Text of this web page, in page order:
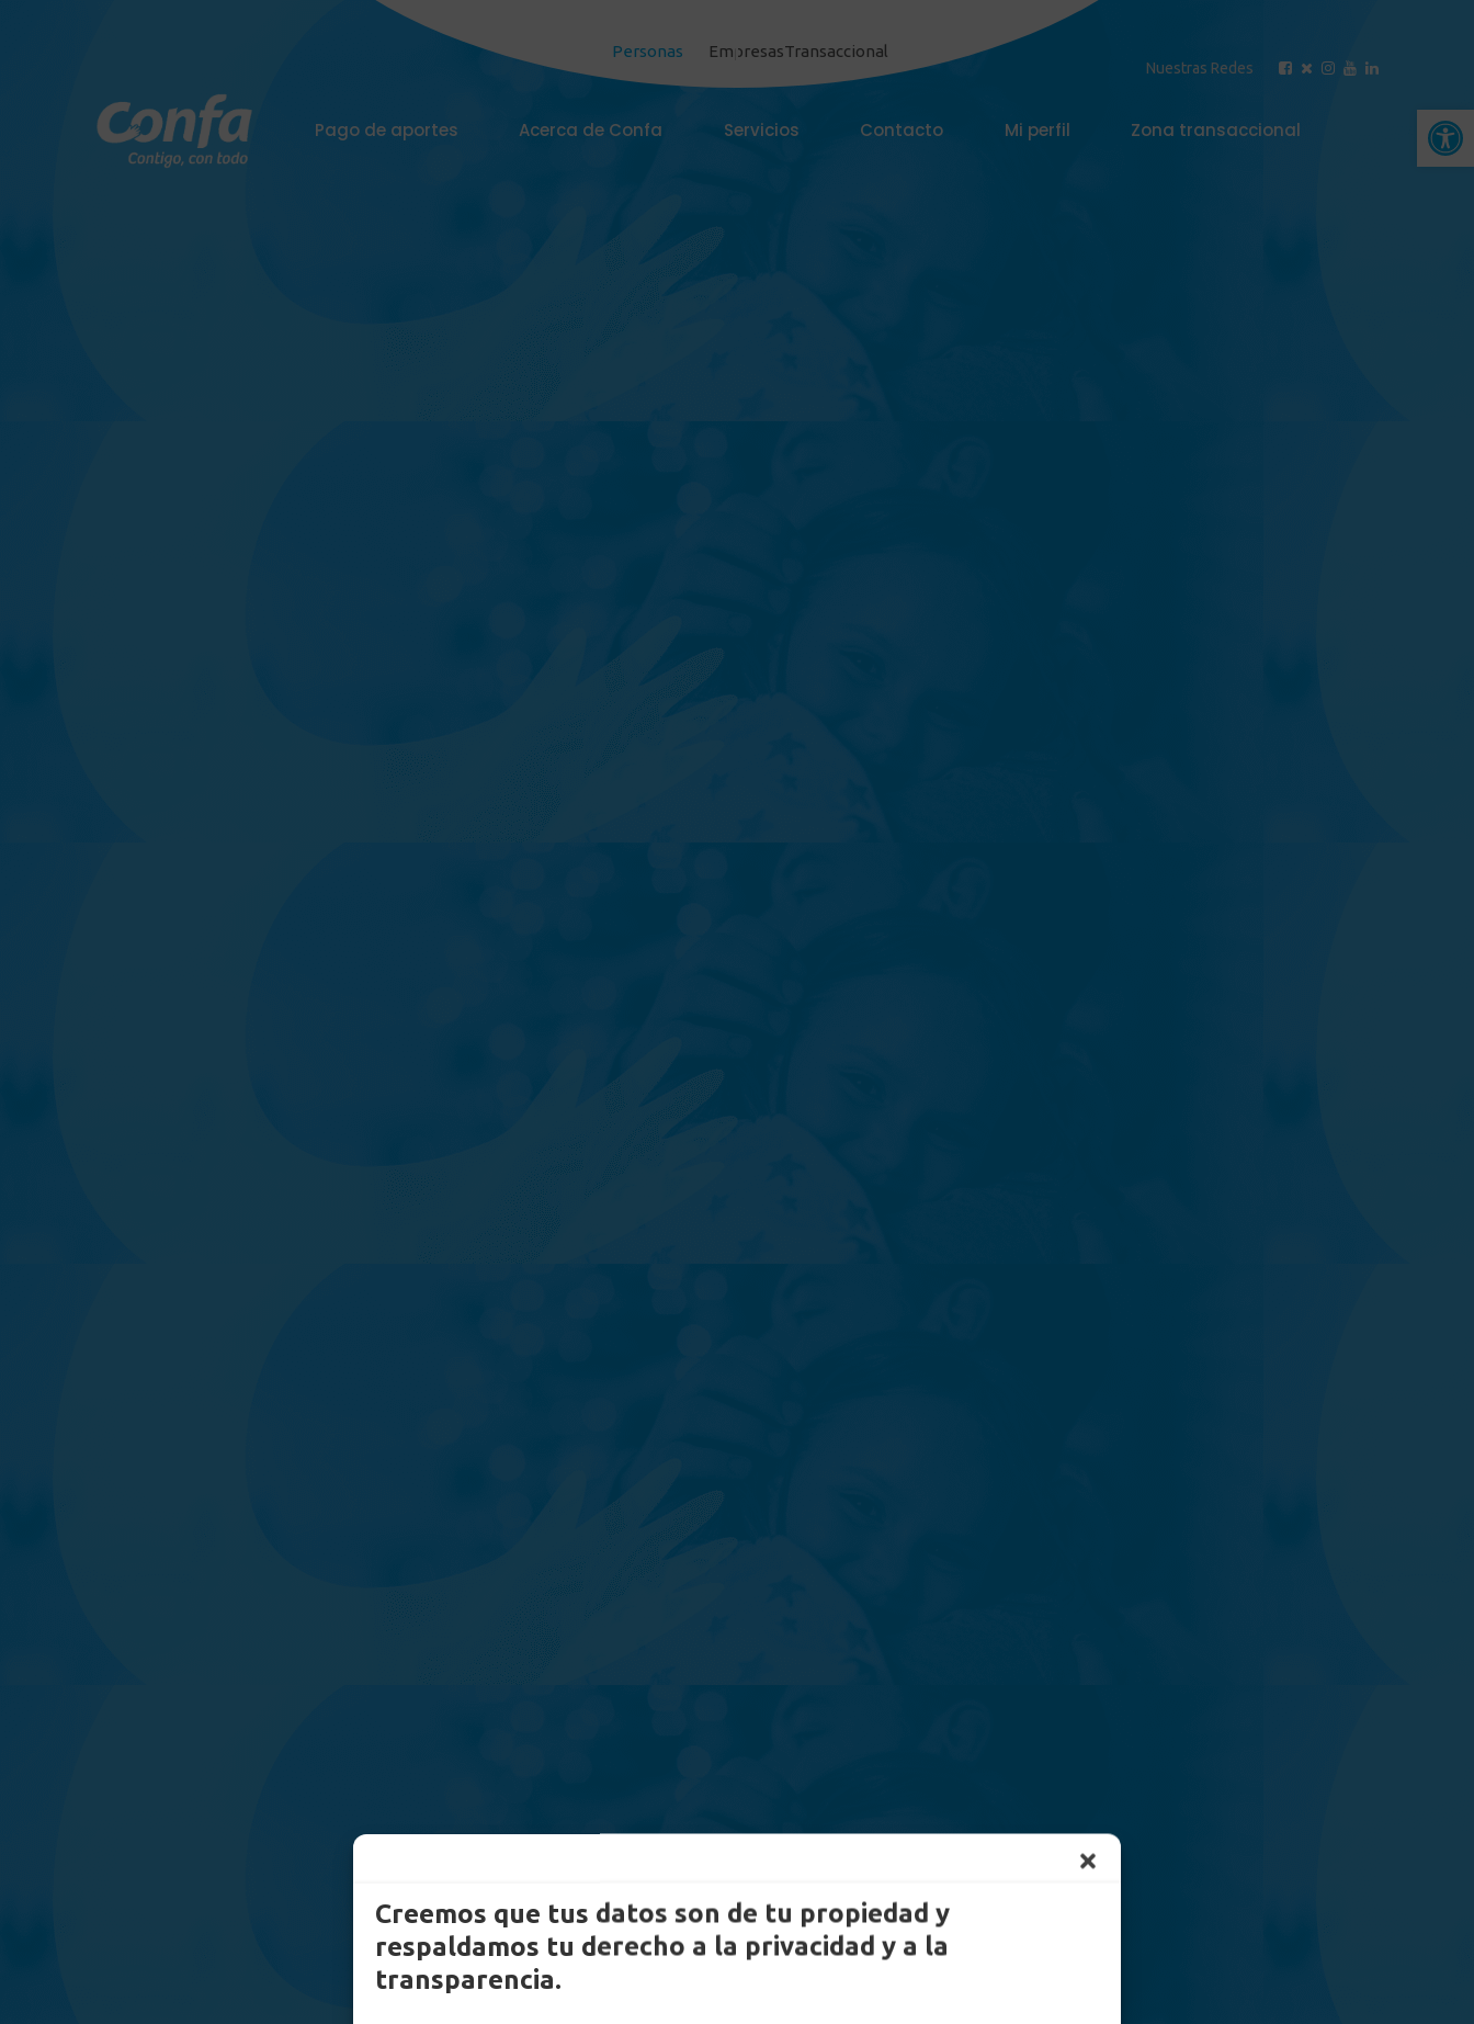
Abrir
Creemos que tus datos son de tu propiedad y
respaldamos tu derecho a la privacidad y a la
transparencia.
Personas EmpresasTransaccional
Nuestras Redes
Pago de aportes Acerca de Confa Servicios Contacto Mi perfil Zona transaccional